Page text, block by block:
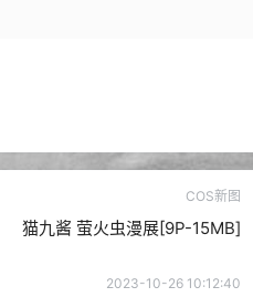
COS新图
猫九酱 萤火虫漫展[9P-15MB]
2023-10-26 10:12:40